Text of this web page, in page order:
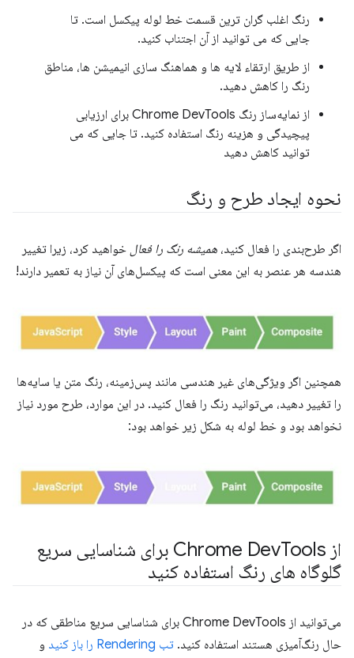
رنگ اغلب گران ترین قسمت خط لوله پیکسل است. تا
جایی که می توانید از آن اجتناب کنید.
از طریق ارتقاء لایه ها و هماهنگ سازی انیمیشن ها، مناطق
رنگ را کاهش دهید.
از نمایه‌ساز رنگ Chrome DevTools برای ارزیابی
پیچیدگی و هزینه رنگ استفاده کنید. تا جایی که می
توانید کاهش دهید
نحوه ایجاد طرح و رنگ
اگر طرح‌بندی را فعال کنید، همیشه رنگ را فعال خواهید کرد، زیرا تغییر
هندسه هر عنصر به این معنی است که پیکسل‌های آن نیاز به تعمیر دارند!
همچنین اگر ویژگی‌های غیر هندسی مانند پس‌زمینه، رنگ متن یا سایه‌ها
را تغییر دهید، می‌توانید رنگ را فعال کنید. در این موارد، طرح مورد نیاز
نخواهد بود و خط لوله به شکل زیر خواهد بود:
از Chrome Dev
Tools برای شناسایی سریع
گلوگاه های رنگ استفاده کنید
می‌توانید از Chrome DevTools برای شناسایی سریع مناطقی که در
حال رنگ‌آمیزی هستند استفاده کنید. تب Rendering را باز کنید
و